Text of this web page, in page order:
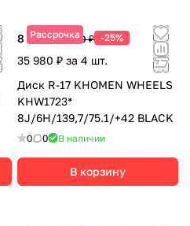
Рассрочка
8 995 ₽11 990 ₽ -25%
35 980 ₽ за 4 шт.
Диск R-17 KHOMEN WHEELS
KHW1723*
8J/6H/139,7/75.1/+42 BLACK
0 0 В наличии
В корзину